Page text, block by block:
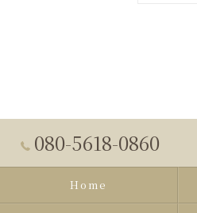
080-5618-0860
Home